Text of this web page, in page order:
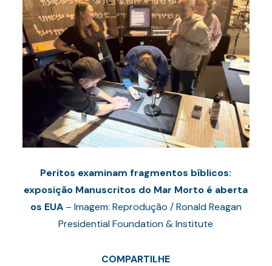
Peritos examinam fragmentos bíblicos:
exposição Manuscritos do Mar Morto é aberta
os EUA– Imagem: Reprodução / Ronald Reagan
Presidential Foundation & Institute
COMPARTILHE